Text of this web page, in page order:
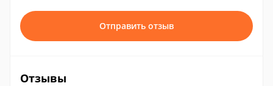
Отправить отзыв
Отзывы